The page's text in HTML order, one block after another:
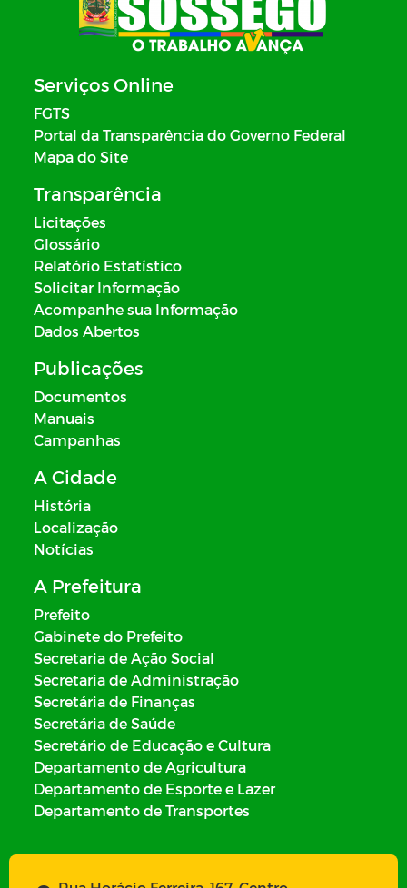
Serviços Online
FGTS
Portal da Transparência do Governo Federal
Mapa do Site
Transparência
Licitações
Glossário
Relatório Estatístico
Solicitar Informação
Acompanhe sua Informação
Dados Abertos
Publicações
Documentos
Manuais
Campanhas
A Cidade
História
Localização
Notícias
A Prefeitura
Prefeito
Gabinete do Prefeito
Secretaria de Ação Social
Secretaria de Administração
Secretária de Finanças
Secretária de Saúde
Secretário de Educação e Cultura
Departamento de Agricultura
Departamento de Esporte e Lazer
Departamento de Transportes